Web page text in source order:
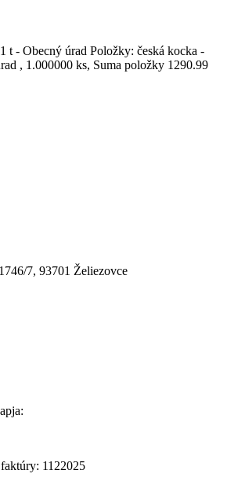
t - Obecný úrad Položky: česká kocka -
, 1.000000 ks, Suma položky 1290.99
7, 93701 Želiezovce
1122025